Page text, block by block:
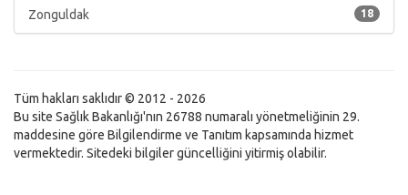
18
Zonguldak
Tüm hakları saklıdır © 2012 - 2026
Bu site Sağlık Bakanlığı'nın 26788 numaralı yönetmeliğinin 29.
maddesine göre Bilgilendirme ve Tanıtım kapsamında hizmet
vermektedir. Sitedeki bilgiler güncelliğini yitirmiş olabilir.